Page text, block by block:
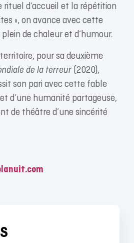
rituel d’accueil et la répétition
», on avance avec cette
de chaleur et d’humour.
pour sa deuxième
de la terreur(2020),
son pari avec cette fable
d’une humanité partageuse,
de théâtre d’une sincérité